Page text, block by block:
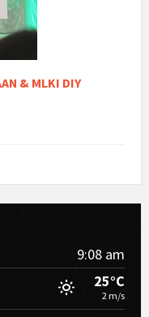
& MLKI DIY
9:08 am
25°C
2 m/s